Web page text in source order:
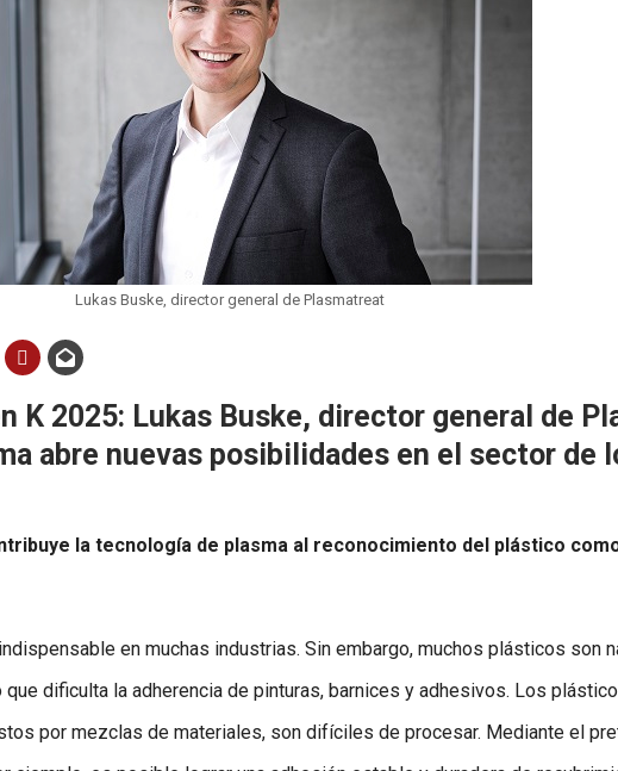
Lukas Buske, director general de Plasmatreat
K 2025: Lukas Buske, director general de
abre nuevas posibilidades en el sector de
la tecnología de plasma al reconocimiento del plástico
en muchas industrias. Sin embargo, muchos plásticos son
dificulta la adherencia de pinturas, barnices y adhesivos. Los
por mezclas de materiales, son difíciles de procesar. Mediante el